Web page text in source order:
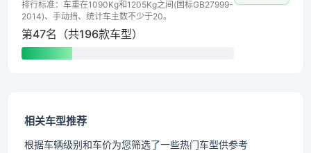
排行标准：车重在1090Kg和1205Kg之间(国标GB27999-
2014)、手动挡、统计车主数不少于20。
第47名（共196款车型）
相关车型推荐
根据车辆级别和车价为您筛选了一些热门车型供参考